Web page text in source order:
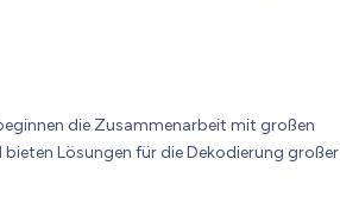
die Zusammenarbeit mit großen
Lösungen für die Dekodierung großer